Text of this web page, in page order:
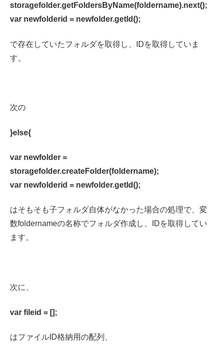
storagefolder.getFoldersByName(foldername).next();
var newfolderid = newfolder.getId();
で存在していたフォルダを取得し、IDを取得していま
す。
次の
}else{
var newfolder =
storagefolder.createFolder(foldername);
var newfolderid = newfolder.getId();
はそもそも子フォルダ自体がなかった場合の処理で、変
数foldernameの名称でフォルダ作成し、IDを取得してい
ます。
次に、
var fileid = [];
はファイルID格納用の配列、